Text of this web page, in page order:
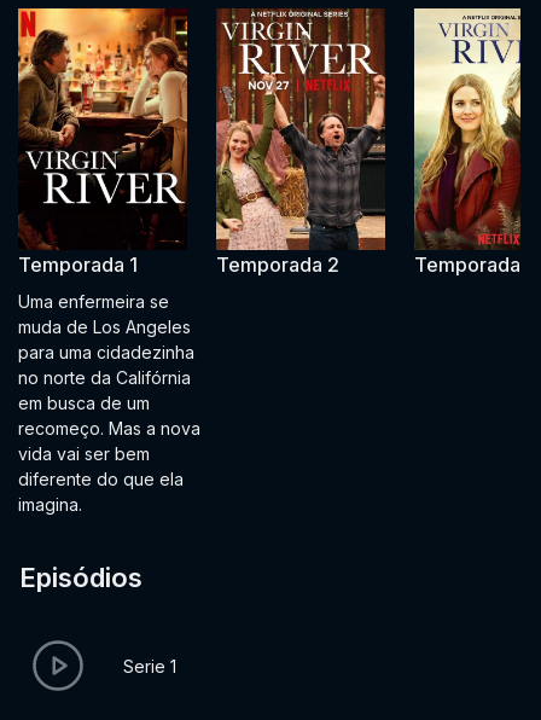
Temporada 1
Uma enfermeira se
muda de Los Angeles
para uma cidadezinha
no norte da Califórnia
em busca de um
recomeço. Mas a nova
vida vai ser bem
diferente do que ela
imagina.
Temporada 2 Temporada 3
Episódios
Serie 1